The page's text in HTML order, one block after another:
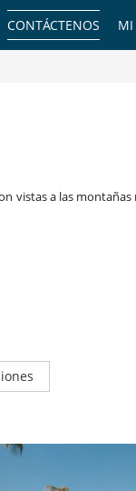
MI
CONTÁCTENOS
vistas a las montañas